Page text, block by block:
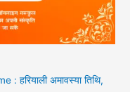
अमावस्या तिथि,